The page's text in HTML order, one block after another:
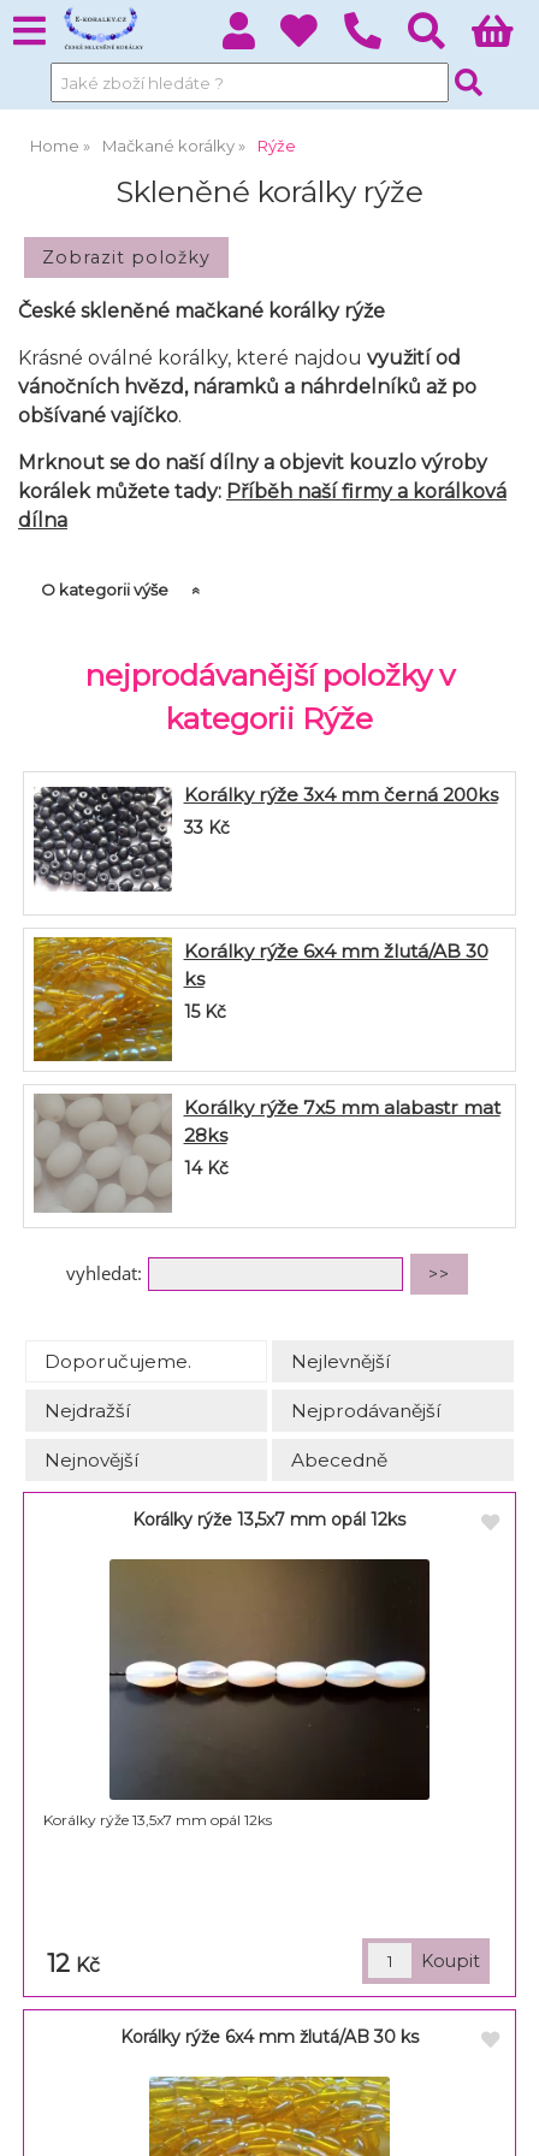
Home Mačkané korálky Rýže
Skleněné korálky rýže
České skleněné mačkané korálkyrýže
Krásné oválné korálky, které najdou využití od
vánočních hvězd, náramků a náhrdelníků až po
obšívané vajíčko.
Mrknout se do naší dílny a objevit kouzlo výroby
korálek můžete tady: Příběh naší firmy a korálková
dílna
O kategorii výše
nejprodávanější položky v
kategorii Rýže
Korálky rýže 3x4 mm černá 200ks
33 Kč
Korálky rýže 6x4 mm žlutá/AB 30
ks
15 Kč
Korálky rýže 7x5 mm alabastr mat
28ks
14 Kč
vyhledat:
Doporučujeme. Nejlevnější
Nejdražší Nejprodávanější
Nejnovější Abecedně
Korálky rýže 13,5x7 mm opál 12ks
Korálky rýže 13,5x7 mm opál 12ks
12 Kč
Korálky rýže 6x4 mm žlutá/AB 30 ks